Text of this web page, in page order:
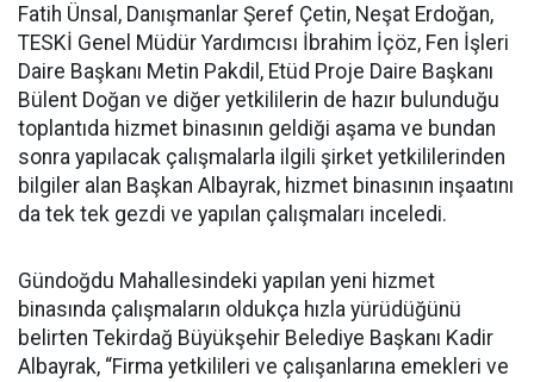
Fatih Ünsal, Danışmanlar Şeref Çetin, Neşat Erdoğan,
TESKİ Genel Müdür Yardımcısı İbrahim İçöz, Fen İşleri
Daire Başkanı Metin Pakdil, Etüd Proje Daire Başkanı
Bülent Doğan ve diğer yetkililerin de hazır bulunduğu
toplantıda hizmet binasının geldiği aşama ve bundan
sonra yapılacak çalışmalarla ilgili şirket yetkililerinden
bilgiler alan Başkan Albayrak, hizmet binasının inşaatını
da tek tek gezdi ve yapılan çalışmaları inceledi.
Gündoğdu Mahallesindeki yapılan yeni hizmet
binasında çalışmaların oldukça hızla yürüdüğünü
belirten Tekirdağ Büyükşehir Belediye Başkanı Kadir
Albayrak, “Firma yetkilileri ve çalışanlarına emekleri ve